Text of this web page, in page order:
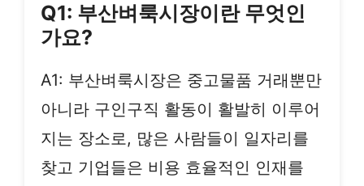
Q1: 부산벼룩시장이란 무엇인
가요?
A1: 부산벼룩시장은 중고물품 거래뿐만
아니라 구인구직 활동이 활발히 이루어
지는 장소로, 많은 사람들이 일자리를
찾고 기업들은 비용 효율적인 인재를